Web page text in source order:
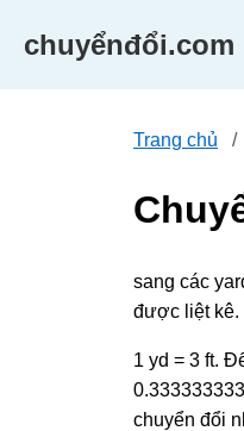
chuyểnđổi.com
Trang chủ
sang các
được liệt kê.
1 yd = 3 ft.
chuyển đổi